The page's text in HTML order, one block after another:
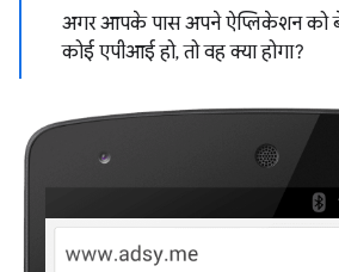
अगर आपके पास अपने ऐप्लिकेशन को
कोई एपीआई हो, तो वह क्या होगा?